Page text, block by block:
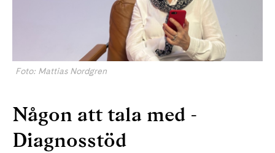
Foto: Mattias Nordgren
Någon att tala med -
Diagnosstöd